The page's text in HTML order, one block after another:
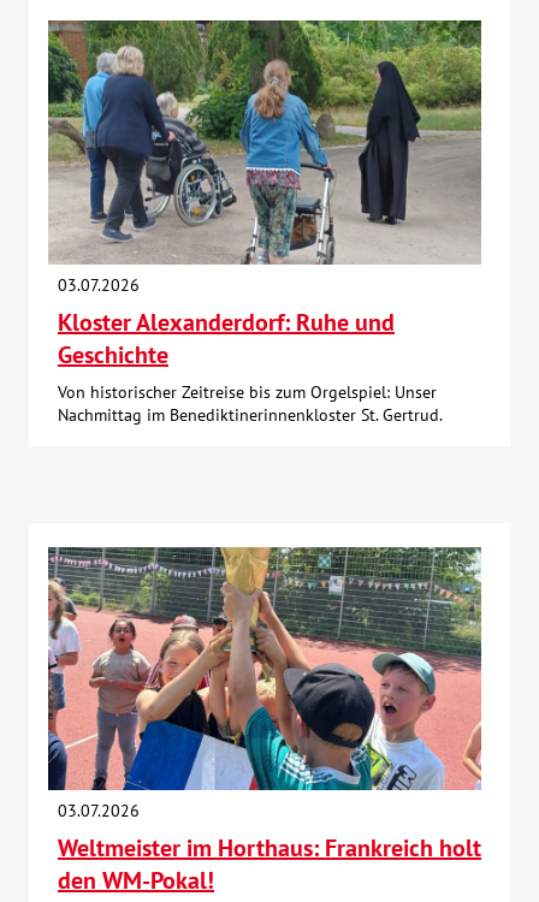
03.07.2026
Kloster Alexanderdorf: Ruhe und
Geschichte
Von historischer Zeitreise bis zum Orgelspiel: Unser
Nachmittag im Benediktinerinnenkloster St. Gertrud.
03.07.2026
Weltmeister im Horthaus: Frankreich holt
den WM-Pokal!